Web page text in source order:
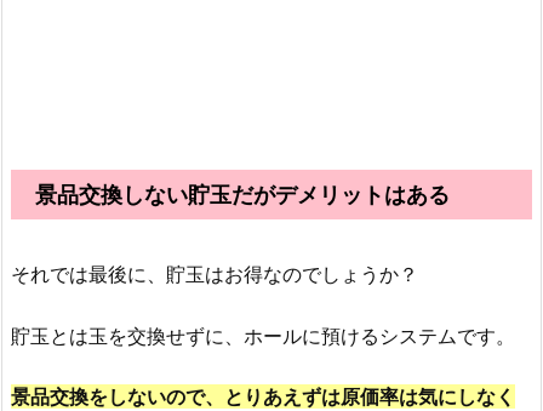
景品交換しない貯玉だがデメリットはある
それでは最後に、貯玉はお得なのでしょうか？
貯玉とは玉を交換せずに、ホールに預けるシステムです。
景品交換をしないので、とりあえずは原価率は気にしなく